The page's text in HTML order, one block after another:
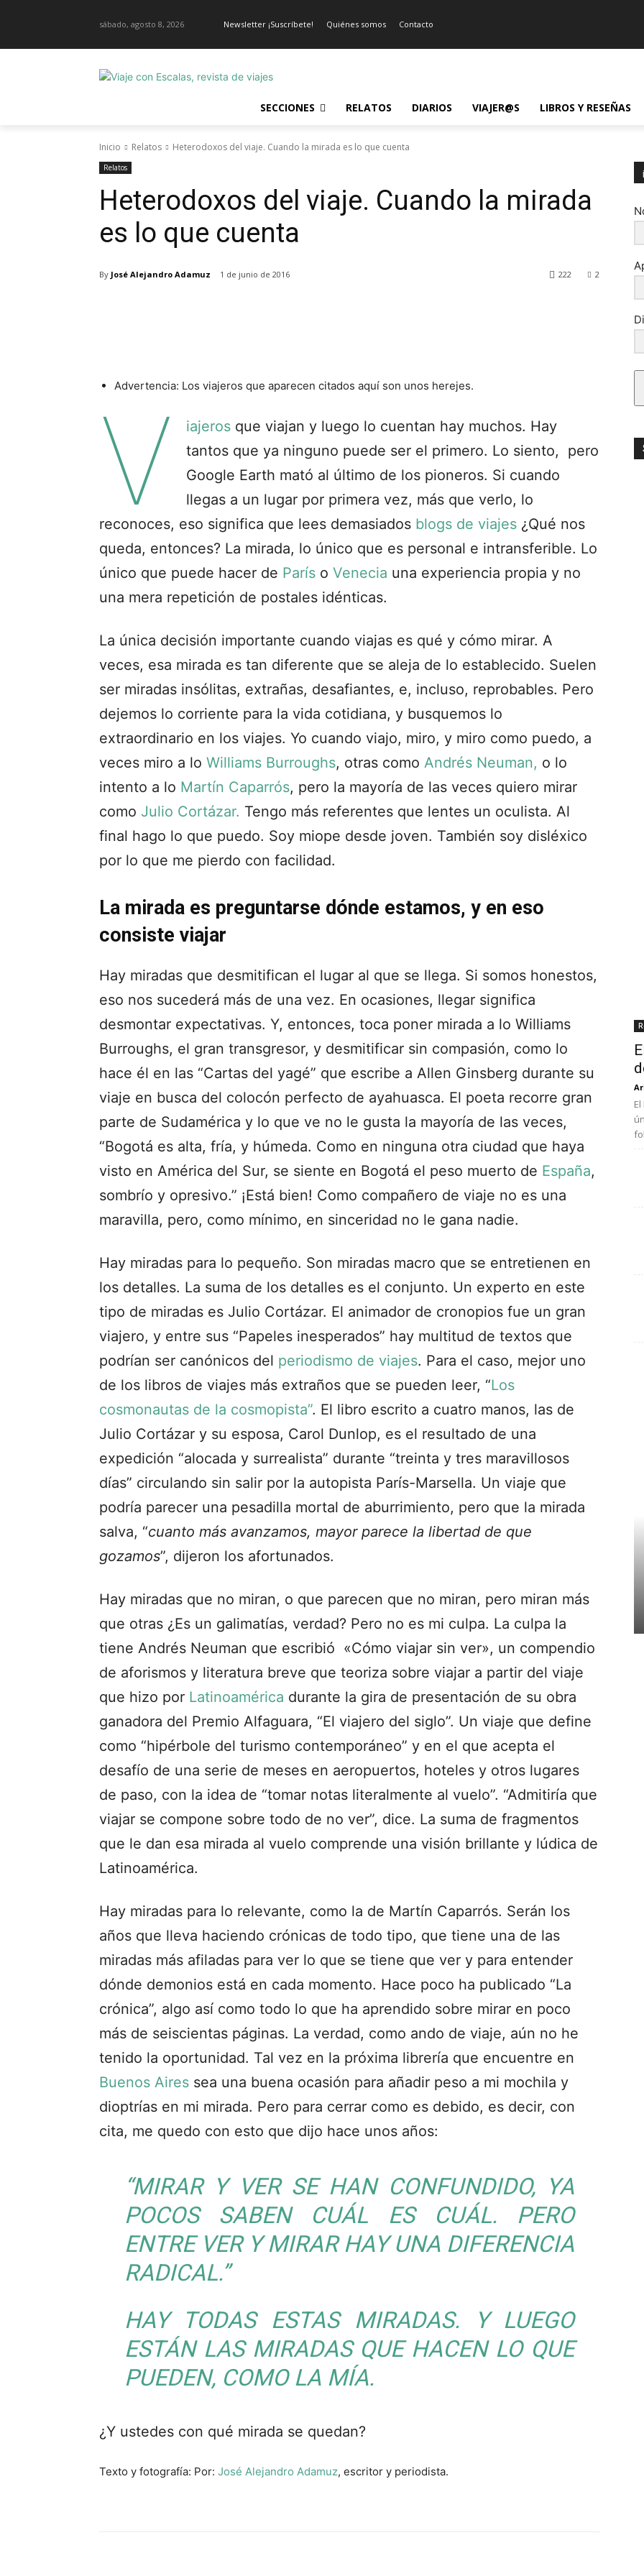
sábado, agosto 8, 2026 Newsletter ¡Suscríbete! Quiénes somos Contacto
SECCIONES RELATOS DIARIOS VIAJER@S LIBROS Y RESEÑAS
Inicio Relatos Heterodoxos del viaje. Cuando la mirada es lo que cuenta
Relatos
Heterodoxos del viaje. Cuando la mirada
es lo que cuenta
By José Alejandro Adamuz 1 de junio de 2016 2
222
Advertencia: Los viajeros que aparecen citados aquí son unos herejes.
V iajerosque viajan y luego lo cuentan hay muchos. Hay
tantos que ya ninguno puede ser el primero. Lo siento, pero
Google Earth mató al último de los pioneros. Si cuando
llegas a un lugar por primera vez, más que verlo, lo
reconoces, eso significa que lees demasiados blogs de viajes ¿Qué nos
queda, entonces? La mirada, lo único que es personal e intransferible. Lo
único que puede hacer de París o Venecia una experiencia propia y no
una mera repetición de postales idénticas.
La única decisión importante cuando viajas es qué y cómo mirar. A
veces, esa mirada es tan diferente que se aleja de lo establecido. Suelen
ser miradas insólitas, extrañas, desafiantes, e, incluso, reprobables. Pero
dejemos lo corriente para la vida cotidiana, y busquemos lo
extraordinario en los viajes. Yo cuando viajo, miro, y miro como puedo, a
veces miro a lo Williams Burroughs, otras como Andrés Neuman, o lo
intento a lo Martín Caparrós, pero la mayoría de las veces quiero mirar
como Julio Cortázar. Tengo más referentes que lentes un oculista. Al
final hago lo que puedo. Soy miope desde joven. También soy disléxico
por lo que me pierdo con facilidad.
La mirada es preguntarse dónde estamos, y en eso
consiste viajar
Hay miradas que desmitifican el lugar al que se llega. Si somos honestos,
eso nos sucederá más de una vez. En ocasiones, llegar significa
desmontar expectativas. Y, entonces, toca poner mirada a lo Williams
Burroughs, el gran transgresor, y desmitificar sin compasión, como lo
hace él en las “Cartas del yagé” que escribe a Allen Ginsberg durante su
viaje en busca del colocón perfecto de ayahuasca. El poeta recorre gran
parte de Sudamérica y lo que ve no le gusta la mayoría de las veces,
“Bogotá es alta, fría, y húmeda. Como en ninguna otra ciudad que haya
visto en América del Sur, se siente en Bogotá el peso muerto de España,
sombrío y opresivo.” ¡Está bien! Como compañero de viaje no es una
maravilla, pero, como mínimo, en sinceridad no le gana nadie.
Hay miradas para lo pequeño. Son miradas macro que se entretienen en
los detalles. La suma de los detalles es el conjunto. Un experto en este
tipo de miradas es Julio Cortázar. El animador de cronopios fue un gran
viajero, y entre sus “Papeles inesperados” hay multitud de textos que
podrían ser canónicos del periodismo de viajes. Para el caso, mejor uno
de los libros de viajes más extraños que se pueden leer, “Los
cosmonautas de la cosmopista”. El libro escrito a cuatro manos, las de
Julio Cortázar y su esposa, Carol Dunlop, es el resultado de una
expedición “alocada y surrealista” durante “treinta y tres maravillosos
días” circulando sin salir por la autopista París-Marsella. Un viaje que
podría parecer una pesadilla mortal de aburrimiento, pero que la mirada
salva, “cuanto más avanzamos, mayor parece la libertad de que
gozamos”, dijeron los afortunados.
Hay miradas que no miran, o que parecen que no miran, pero miran más
que otras ¿Es un galimatías, verdad? Pero no es mi culpa. La culpa la
tiene Andrés Neuman que escribió «Cómo viajar sin ver», un compendio
de aforismos y literatura breve que teoriza sobre viajar a partir del viaje
que hizo por Latinoamérica durante la gira de presentación de su obra
ganadora del Premio Alfaguara, “El viajero del siglo”. Un viaje que define
como “hipérbole del turismo contemporáneo” y en el que acepta el
desafío de una serie de meses en aeropuertos, hoteles y otros lugares
de paso, con la idea de “tomar notas literalmente al vuelo”. “Admitiría que
viajar se compone sobre todo de no ver”, dice. La suma de fragmentos
que le dan esa mirada al vuelo comprende una visión brillante y lúdica de
Latinoamérica.
Hay miradas para lo relevante, como la de Martín Caparrós. Serán los
años que lleva haciendo crónicas de todo tipo, que tiene una de las
miradas más afiladas para ver lo que se tiene que ver y para entender
dónde demonios está en cada momento. Hace poco ha publicado “La
crónica”, algo así como todo lo que ha aprendido sobre mirar en poco
más de seiscientas páginas. La verdad, como ando de viaje, aún no he
tenido la oportunidad. Tal vez en la próxima librería que encuentre en
Buenos Aires sea una buena ocasión para añadir peso a mi mochila y
dioptrías en mi mirada. Pero para cerrar como es debido, es decir, con
cita, me quedo con esto que dijo hace unos años:
“MIRAR Y VER SE HAN CONFUNDIDO, YA
POCOS SABEN CUÁL ES CUÁL. PERO
ENTRE VER Y MIRAR HAY UNA DIFERENCIA
RADICAL.”
HAY TODAS ESTAS MIRADAS. Y LUEGO
ESTÁN LAS MIRADAS QUE HACEN LO QUE
PUEDEN, COMO LA MÍA.
¿Y ustedes con qué mirada se quedan?
Texto y fotografía: Por: José Alejandro Adamuz, escritor y periodista.